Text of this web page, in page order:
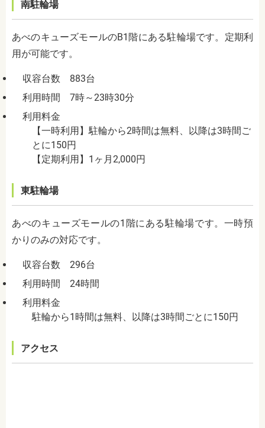
南駐輪場
あべのキューズモールのB1階にある駐輪場です。定期利
用が可能です。
収容台数 883台
利用時間 7時～23時30分
利用料金
【一時利用】駐輪から2時間は無料、以降は3時間ご
とに150円
【定期利用】1ヶ月2,000円
東駐輪場
あべのキューズモールの1階にある駐輪場です。一時預
かりのみの対応です。
収容台数 296台
利用時間 24時間
利用料金
駐輪から1時間は無料、以降は3時間ごとに150円
アクセス